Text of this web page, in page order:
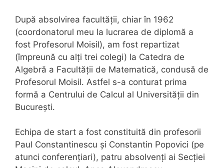
După absolvirea facultății, chiar în 1962
(coordonatorul meu la lucrarea de diplomă a
fost Profesorul Moisil), am fost repartizat
(împreună cu alți trei colegi) la Catedra de
Algebră a Facultății de Matematică, condusă de
Profesorul Moisil. Astfel s-a conturat prima
formă a Centrului de Calcul al Universității din
București.
Echipa de start a fost constituită din profesorii
Paul Constantinescu și Constantin Popovici (pe
atunci conferențiari), patru absolvenți ai Secției